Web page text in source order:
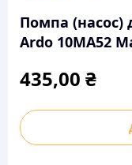
Помпа
Ardo 10MA52
435,00 ₴
Помпа
(насос)